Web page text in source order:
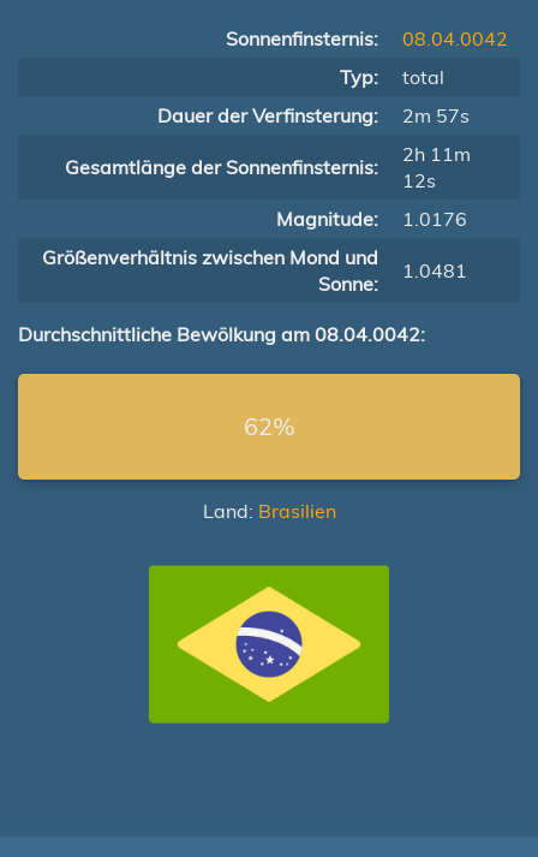
Sonnenfinsternis:
08.04.0042
Typ:
total
Dauer der Verfinsterung:
2m 57s
Gesamtlänge der Sonnenfinsternis:
2h 11m
12s
Magnitude:
1.0176
Größenverhältnis zwischen Mond und
Sonne:
1.0481
Durchschnittliche Bewölkung am 08.04.0042:
62%
Land: Brasilien